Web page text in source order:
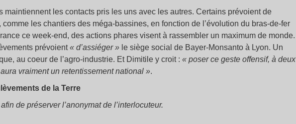
maintiennent les contacts pris les uns avec les autres. Certains prévoient de
comme les chantiers des méga-bassines, en fonction de l’évolution du bras-de-fer
ce week-end, des actions phares visent à rassembler un maximum de monde.
prévoient« d’assiéger » le siège social de Bayer-Monsanto à Lyon. Un
au coeur de l’agro-industrie. Et Dimitile y croit : « poser ce geste offensif, à deux
vraiment un retentissement national ».
de la Terre
de préserver l’anonymat de l’interlocuteur.